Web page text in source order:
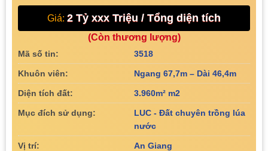
Giá: 2 Tỷ xxx Triệu / Tổng diện tích
(Còn thương lượng)
Mã số tin: 3518
Khuôn viên: Ngang 67,7m – Dài 46,4m
Diện tích đất: 3.960m² m2
Mục đích sử dụng:
LUC - Đất chuyên trồng lúa
nước
Vị trí: An Giang